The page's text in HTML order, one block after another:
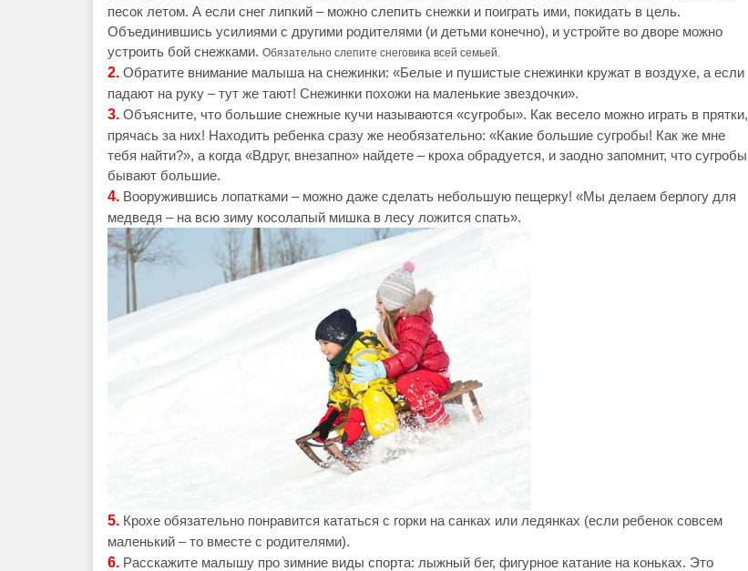
песок летом. А если снег липкий – можно слепить снежки и поиграть ими, покидать в цель.
Объединившись усилиями с другими родителями (и детьми конечно), и устройте во дворе можно
устроить бой снежками. Обязательно слепите снеговика всей семьей.
2. Обратите внимание малыша на снежинки: «Белые и пушистые снежинки кружат в воздухе, а если
падают на руку – тут же тают! Снежинки похожи на маленькие звездочки».
3. Объясните, что большие снежные кучи называются «сугробы». Как весело можно играть в прятки,
прячась за них! Находить ребенка сразу же необязательно: «Какие большие сугробы! Как же мне
тебя найти?», а когда «Вдруг, внезапно» найдете – кроха обрадуется, и заодно запомнит, что сугробы
бывают большие.
4. Вооружившись лопатками – можно даже сделать небольшую пещерку! «Мы делаем берлогу для
медведя – на всю зиму косолапый мишка в лесу ложится спать».
5. Крохе обязательно понравится кататься с горки на санках или ледянках (если ребенок совсем
маленький – то вместе с родителями).
6. Расскажите малышу про зимние виды спорта: лыжный бег, фигурное катание на коньках. Это